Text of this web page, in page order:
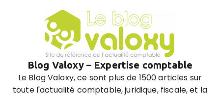
Blog Valoxy – Expertise comptable
Le Blog Valoxy, ce sont plus de 1500 articles sur
toute l'actualité comptable, juridique, fiscale, et la